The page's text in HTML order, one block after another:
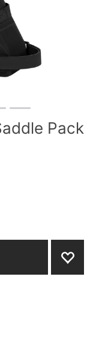
Pack